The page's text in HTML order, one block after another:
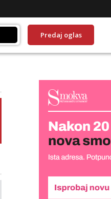
Predaj oglas